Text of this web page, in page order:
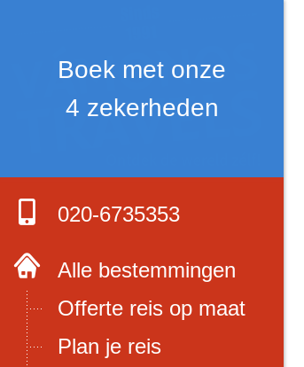
020-6735353
Alle bestemmingen
Offerte reis op maat
Plan je reis